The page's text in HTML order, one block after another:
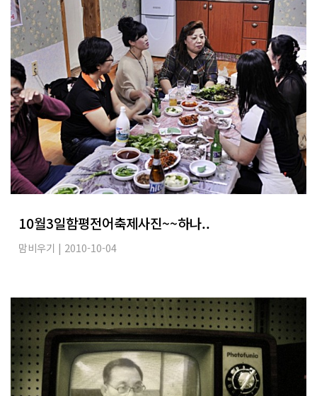
10월3일함평전어축제사진~~하나..
맘비우기 | 2010-10-04